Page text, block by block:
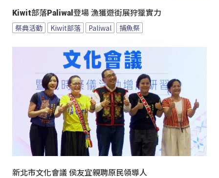
Kiwit部落Paliwal登場 漁獲遊街展狩獵實力
祭典活動 Kiwit部落 Paliwal 捕魚祭
新北市文化會議 侯友宜親聘原民領導人